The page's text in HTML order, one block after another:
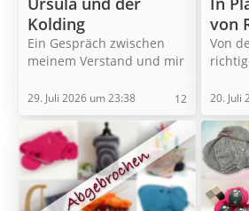
Kolding
Ein Gespräch zwischen
meinem Verstand und mir
29. Juli 2026 um 23:38 12
von
Von
20. Juli